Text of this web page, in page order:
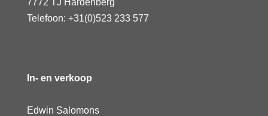
7772 TJ Hardenberg
Telefoon: +31(0)523 233 577
In- en verkoop
Edwin Salomons